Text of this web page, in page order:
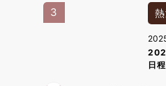
3
日